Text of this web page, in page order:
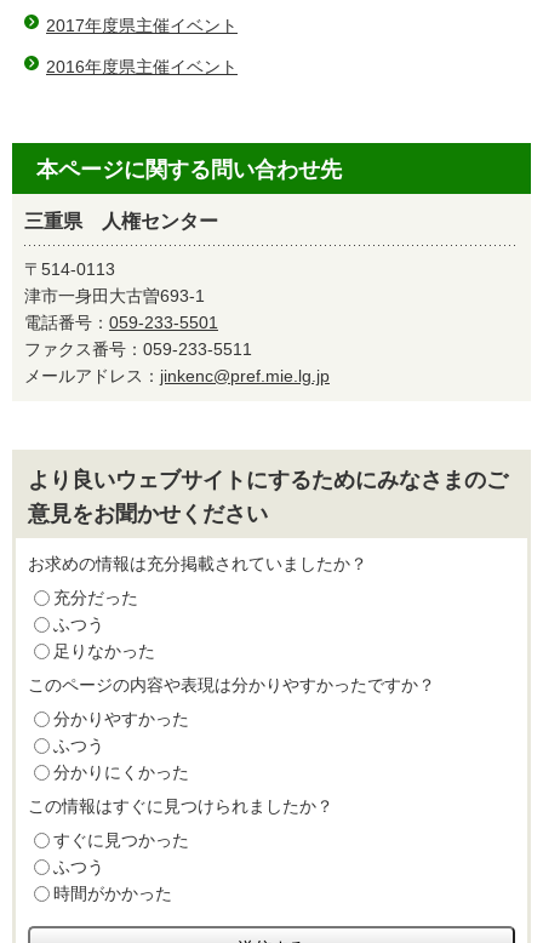
2017年度県主催イベント
2016年度県主催イベント
本ページに関する問い合わせ先
三重県 人権センター
〒514-0113
津市一身田大古曽693-1
電話番号： 059-233-5501
ファクス番号：059-233-5511
メールアドレス： jinkenc@pref.mie.lg.jp
より良いウェブサイトにするためにみなさまのご
意見をお聞かせください
お求めの情報は充分掲載されていましたか？
充分だった
ふつう
足りなかった
このページの内容や表現は分かりやすかったですか？
分かりやすかった
ふつう
分かりにくかった
この情報はすぐに見つけられましたか？
すぐに見つかった
ふつう
時間がかかった